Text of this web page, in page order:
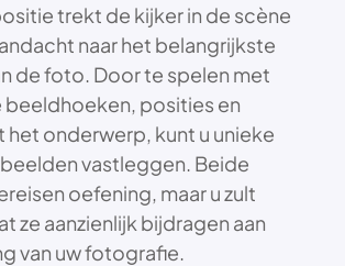
trekt de kijker in de scène
naar het belangrijkste
de foto. Door te spelen met
beeldhoeken, posities en
onderwerp, kunt u unieke
vastleggen. Beide
oefening, maar u zult
ze aanzienlijk bijdragen aan
van uw fotografie.